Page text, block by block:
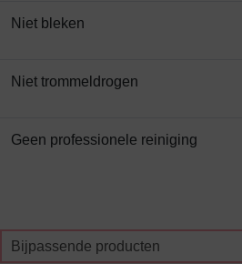
Niet bleken
Niet trommeldrogen
Geen professionele reiniging
Bijpassende producten